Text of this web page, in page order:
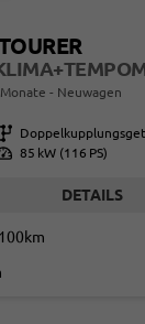
Neuwagen
Getriebe
Leistung 85 kW (116 PS)
DETAILS